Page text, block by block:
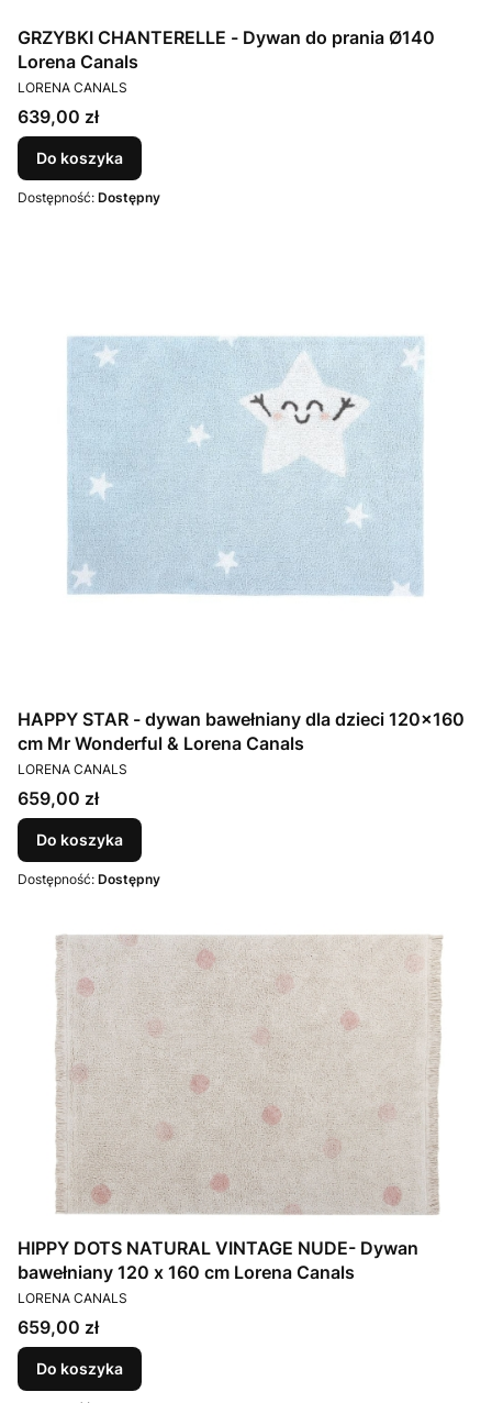
GRZYBKI CHANTERELLE - Dywan do prania Ø140
Lorena Canals
PRODUCENT
LORENA CANALS
Cena
639,00 zł
Do koszyka
Dostępność: Dostępny
HAPPY STAR - dywan bawełniany dla dzieci 120x160
cm Mr Wonderful & Lorena Canals
PRODUCENT
LORENA CANALS
Cena
659,00 zł
Do koszyka
Dostępność: Dostępny
HIPPY DOTS NATURAL VINTAGE NUDE- Dywan
bawełniany 120 x 160 cm Lorena Canals
PRODUCENT
LORENA CANALS
Cena
659,00 zł
Do koszyka